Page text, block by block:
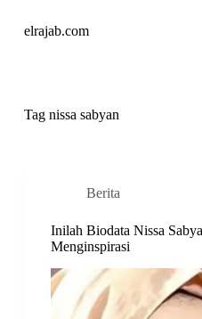
kelrajab.com
Tagnissa sabyan
Berita
Inilah Biodata Nissa
Menginspirasi